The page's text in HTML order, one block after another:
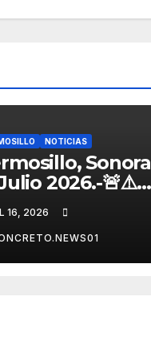
NOTICIAS
Sonora
2026.-🚨⚠️
con vida a
que había
privado de la
en
16, 2026